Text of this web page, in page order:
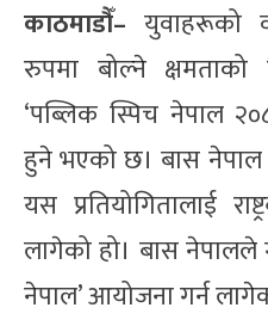
काठमाडौँ– युवाहरूको
रुपमा बोल्ने क्षमताको
‘पब्लिक स्पिच नेपाल
हुने भएको छ। बास
यस प्रतियोगितालाई
लागेको हो। बास नेपालले
नेपाल’ आयोजना गर्न